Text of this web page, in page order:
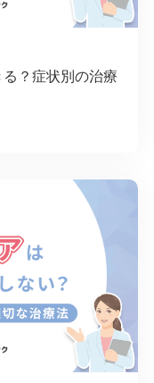
？症状別の治療